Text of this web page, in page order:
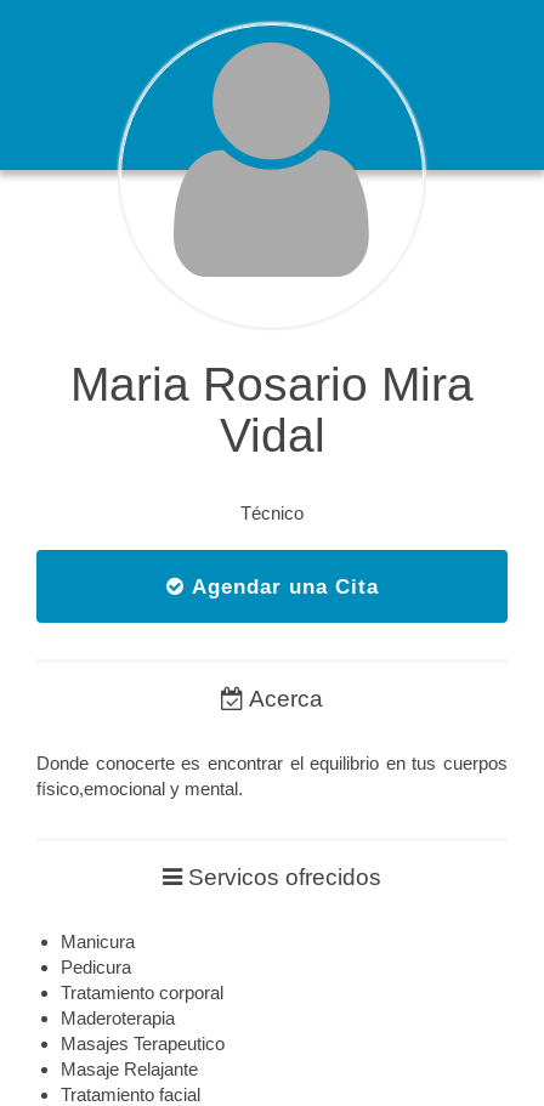
Maria Rosario Mira
Vidal
Técnico
Agendar una Cita
Acerca
Donde conocerte es encontrar el equilibrio en tus cuerpos
físico,emocional y mental.
Servicos ofrecidos
Manicura
Pedicura
Tratamiento corporal
Maderoterapia
Masajes Terapeutico
Masaje Relajante
Tratamiento facial